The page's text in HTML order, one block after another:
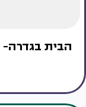
הבית בגדרה-